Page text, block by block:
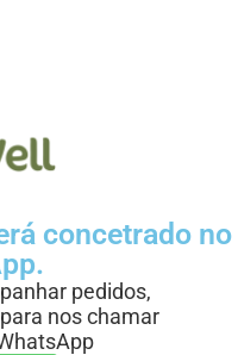
concetrado no
pedidos,
nos chamar